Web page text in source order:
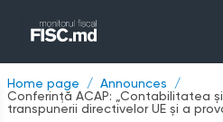
Home page
Announces
Conferință ACAP: „Contabilitatea
transpunerii directivelor UE și a